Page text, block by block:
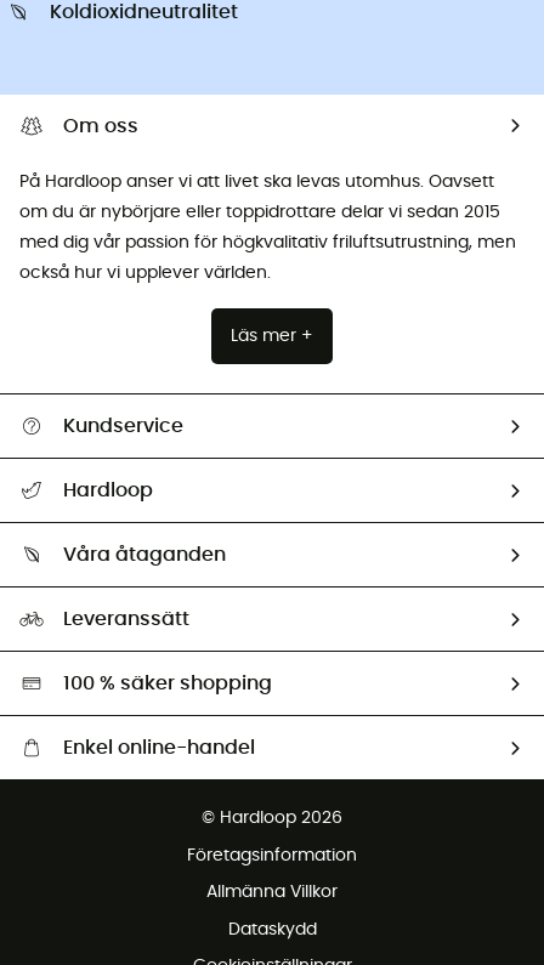
Koldioxidneutralitet
Om oss
På Hardloop anser vi att livet ska levas utomhus. Oavsett
om du är nybörjare eller toppidrottare delar vi sedan 2015
med dig vår passion för högkvalitativ friluftsutrustning, men
också hur vi upplever världen.
Läs mer +
Kundservice
Retur & återbetalning
Hardloop
Ambassadörer
Våra åtaganden
Miljöanpassat urval
Leveranssätt
100 % säker shopping
Enkel online-handel
© Hardloop 2026
Företagsinformation
Allmänna Villkor
Dataskydd